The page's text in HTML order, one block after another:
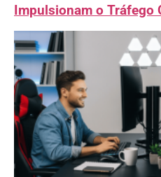
Impulsionam o Tráfego